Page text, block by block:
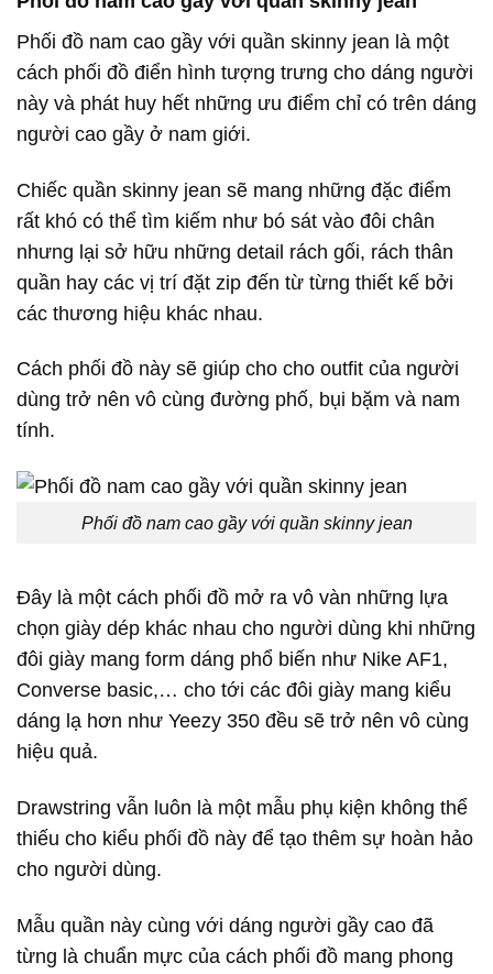
Phối đồ nam cao gầy với quần skinny jean là một
cách phối đồ điển hình tượng trưng cho dáng người
này và phát huy hết những ưu điểm chỉ có trên dáng
người cao gầy ở nam giới.
Chiếc quần skinny jean sẽ mang những đặc điểm
rất khó có thể tìm kiếm như bó sát vào đôi chân
nhưng lại sở hữu những detail rách gối, rách thân
quần hay các vị trí đặt zip đến từ từng thiết kế bởi
các thương hiệu khác nhau.
Cách phối đồ này sẽ giúp cho cho outfit của người
dùng trở nên vô cùng đường phố, bụi bặm và nam
tính.
Phối đồ nam cao gầy với quần skinny jean
Đây là một cách phối đồ mở ra vô vàn những lựa
chọn giày dép khác nhau cho người dùng khi những
đôi giày mang form dáng phổ biến như Nike AF1,
Converse basic,… cho tới các đôi giày mang kiểu
dáng lạ hơn như Yeezy 350 đều sẽ trở nên vô cùng
hiệu quả.
Drawstring vẫn luôn là một mẫu phụ kiện không thể
thiếu cho kiểu phối đồ này để tạo thêm sự hoàn hảo
cho người dùng.
Mẫu quần này cùng với dáng người gầy cao đã
từng là chuẩn mực của cách phối đồ mang phong